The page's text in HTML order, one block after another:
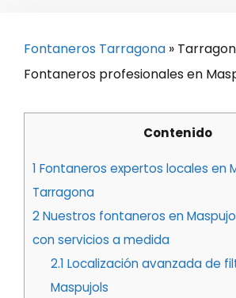
Fontaneros Tarragona »
Fontaneros profesionales en
Contenido
1 Fontaneros expertos locales en
Tarragona
2Nuestros fontaneros en
con servicios a medida
2.1 Localización avanzada de
Maspujols